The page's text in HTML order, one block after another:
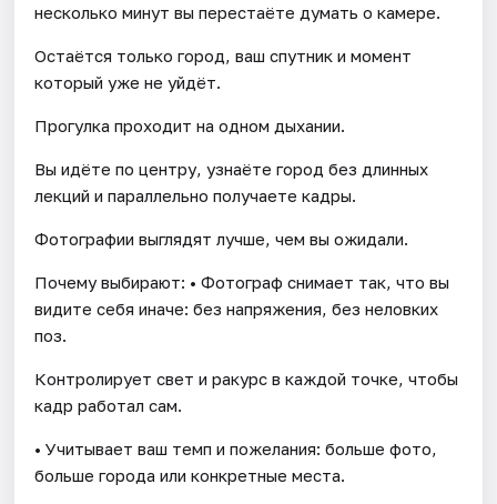
несколько минут вы перестаёте думать о камере.
Остаётся только город, ваш спутник и момент
который уже не уйдёт.
Прогулка проходит на одном дыхании.
Вы идёте по центру, узнаёте город без длинных
лекций и параллельно получаете кадры.
Фотографии выглядят лучше, чем вы ожидали.
Почему выбирают: • Фотограф снимает так, что вы
видите себя иначе: без напряжения, без неловких
поз.
Контролирует свет и ракурс в каждой точке, чтобы
кадр работал сам.
• Учитывает ваш темп и пожелания: больше фото,
больше города или конкретные места.